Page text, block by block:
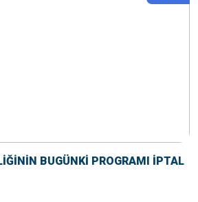
BUGÜNKİ PROGRAMI İPTAL